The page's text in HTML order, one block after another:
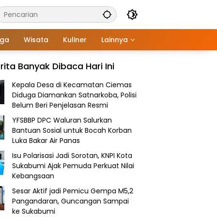
Wisata Kuliner Lainnya
Banyak Dibaca Hari Ini
Kepala Desa di Kecamatan Ciemas
Diduga Diamankan Satnarkoba, Polisi
Belum Beri Penjelasan Resmi
YFSBBP DPC Waluran Salurkan
Bantuan Sosial untuk Bocah Korban
Luka Bakar Air Panas
Isu Polarisasi Jadi Sorotan, KNPI Kota
Sukabumi Ajak Pemuda Perkuat Nilai
Kebangsaan
Sesar Aktif jadi Pemicu Gempa M5,2
Pangandaran, Guncangan Sampai
ke Sukabumi